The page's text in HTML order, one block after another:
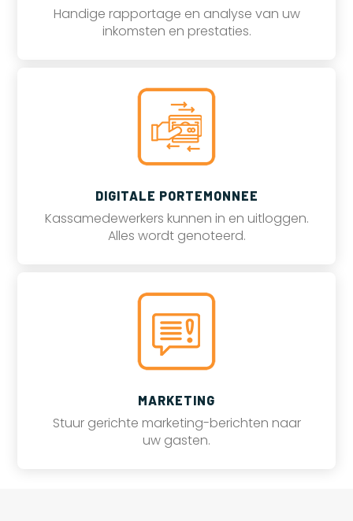
Handige rapportage en analyse van uw
inkomsten en prestaties.
DIGITALE PORTEMONNEE
Kassamedewerkers kunnen in en uitloggen.
Alles wordt genoteerd.
MARKETING
Stuur gerichte marketing-berichten naar
uw gasten.